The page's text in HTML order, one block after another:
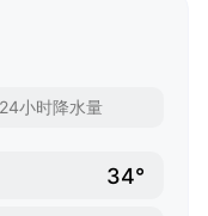
24小时降水量
34°